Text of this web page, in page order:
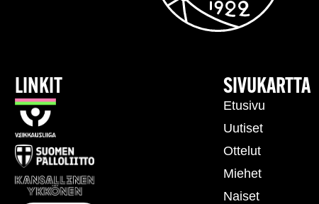
LINKIT SIVUKARTTA
Etusivu
Uutiset
Ottelut
Miehet
Naiset